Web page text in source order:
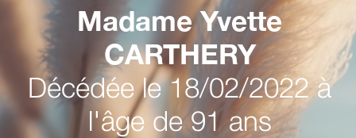
Madame Yvette
CARTHERY
Décédée le 18/02/2022 à
l'âge de 91 ans